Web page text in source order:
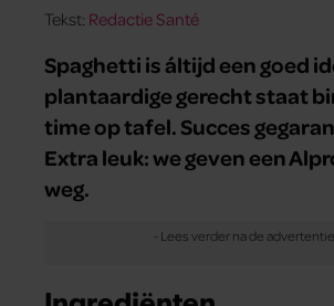
Tekst: Redactie Santé
Spaghetti is áltijd een goed
plantaardige gerecht staat
time op tafel. Succes
Extra leuk: we geven een
weg.